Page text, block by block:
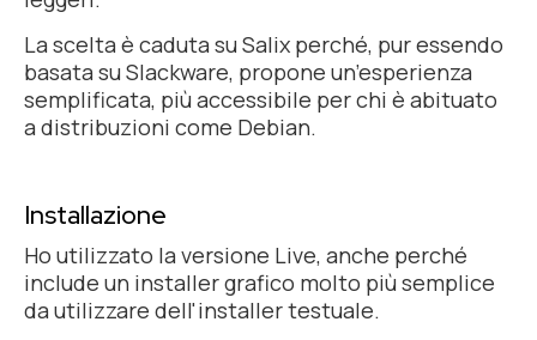
La scelta è caduta su Salix perché, pur essendo
basata su Slackware, propone un’esperienza
semplificata, più accessibile per chi è abituato
a distribuzioni come Debian.
Installazione
Ho utilizzato la versione Live, anche perché
include un installer grafico molto più semplice
da utilizzare dell'installer testuale.